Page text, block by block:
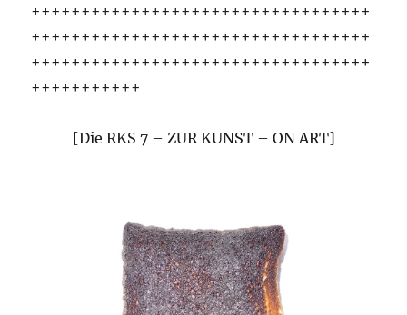
++++++++++++++++++++++++++++++++++
++++++++++++++++++++++++++++++++++
++++++++++++++++++++++++++++++++++
+++++++++++
[Die RKS 7 – ZUR KUNST – ON ART]